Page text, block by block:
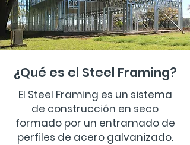
¿Qué es el Steel Framing?
El Steel Framing es un sistema
de construcción en seco
formado por un entramado de
perfiles de acero galvanizado.